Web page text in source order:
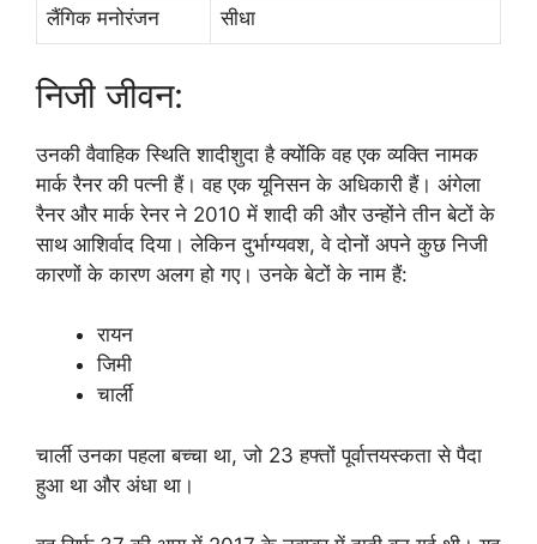
लैंगिक मनोरंजन सीधा
निजी जीवन:
उनकी वैवाहिक स्थिति शादीशुदा है क्योंकि वह एक व्यक्ति नामक
मार्क रैनर की पत्नी हैं। वह एक यूनिसन के अधिकारी हैं। अंगेला
रैनर और मार्क रेनर ने 2010 में शादी की और उन्होंने तीन बेटों के
साथ आशिर्वाद दिया। लेकिन दुर्भाग्यवश, वे दोनों अपने कुछ निजी
कारणों के कारण अलग हो गए। उनके बेटों के नाम हैं:
रायन
जिमी
चार्ली
चार्ली उनका पहला बच्चा था, जो 23 हफ्तों पूर्वात्तयस्कता से पैदा
हुआ था और अंधा था।